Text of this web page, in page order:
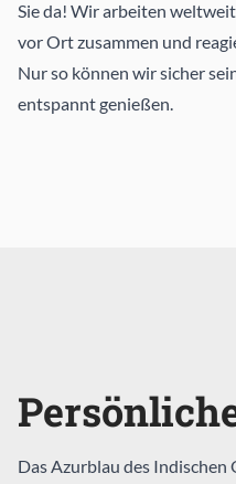
Sie da! Wir arbeiten
vor Ort zusammen und
Nur so können wir sicher
entspannt genießen.
Das Azurblau des Indischen